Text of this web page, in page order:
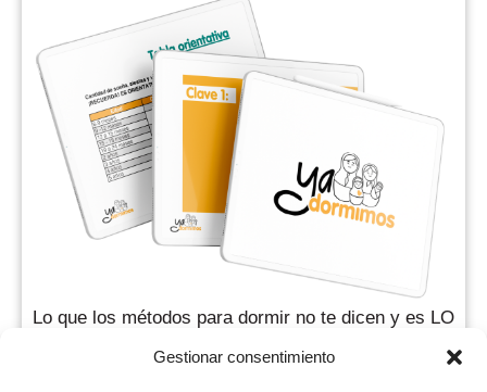
Gestionar consentimiento
Lo que los métodos para dormir no te dicen y es LO
MÁS IMPORTANTE de todo porque no se ve pero SE